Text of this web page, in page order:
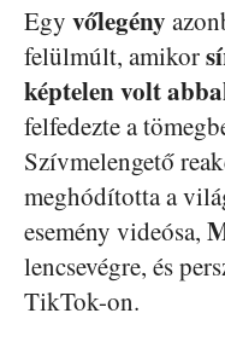
Egy vőlegény
felülmúlt, amikor
képtelen volt
felfedezte a
Szívmelengető
meghódította a
esemény videósa,
lencsevégre, és
TikTok-on.